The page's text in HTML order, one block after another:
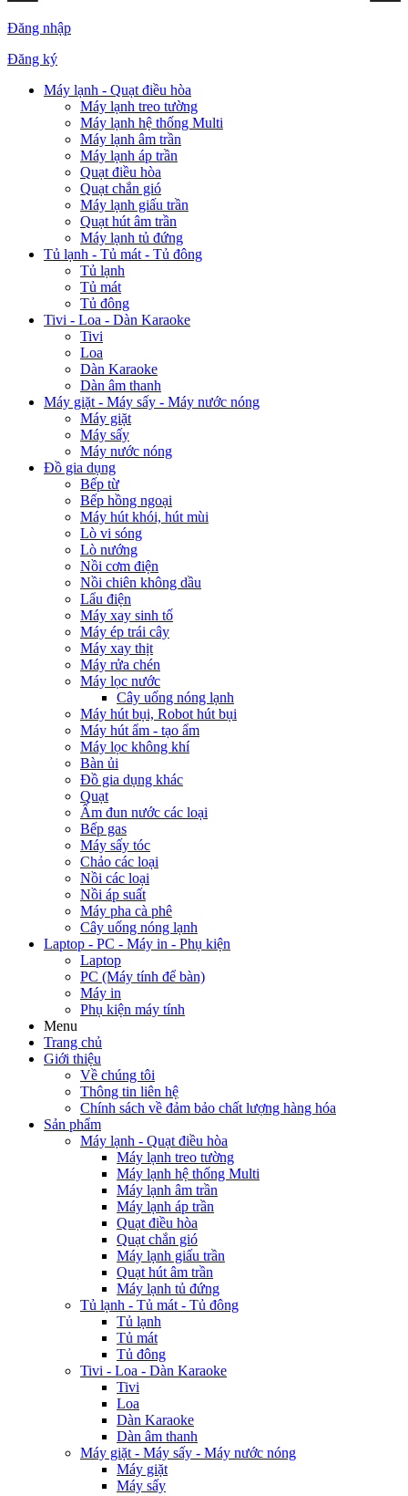
VẤN QUẢN LÝ LÊ PHAN |Cung cấp bởi
Đăng nhập
Máy lạnh - Quạt điều hòa
Máy lạnh treo tường
Máy lạnh hệ thống Multi
Máy lạnh âm trần
Máy lạnh áp trần
Quạt điều hòa
Quạt chắn gió
Máy lạnh giấu trần
Quạt hút âm trần
Máy lạnh tủ đứng
Tủ lạnh - Tủ mát - Tủ đông
Tủ lạnh
Tủ mát
Tủ đông
Tivi - Loa - Dàn Karaoke
Tivi
Loa
Dàn Karaoke
Dàn âm thanh
Máy giặt - Máy sấy - Máy nước nóng
Máy giặt
Máy sấy
Máy nước nóng
Đồ gia dụng
Bếp hồng ngoại
Máy hút khói, hút mùi
Lò vi sóng
Lò nướng
Nồi cơm điện
Nồi chiên không dầu
Lẩu điện
Máy xay sinh tố
Máy ép trái cây
Máy xay thịt
Máy rửa chén
Máy lọc nước
Cây uống nóng lạnh
Máy hút bụi, Robot hút bụi
Máy hút ẩm - tạo ẩm
Máy lọc không khí
Bàn ủi
Đồ gia dụng khác
Quạt
Ấm đun nước các loại
Bếp gas
Máy sấy tóc
Chảo các loại
Nồi các loại
Nồi áp suất
Máy pha cà phê
Cây uống nóng lạnh
Laptop - PC - Máy in - Phụ kiện